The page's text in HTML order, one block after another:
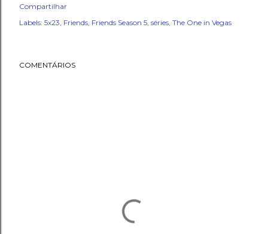
Compartilhar
Labels: 5x23 Friends Friends Season 5 séries The One in Vegas
COMENTÁRIOS